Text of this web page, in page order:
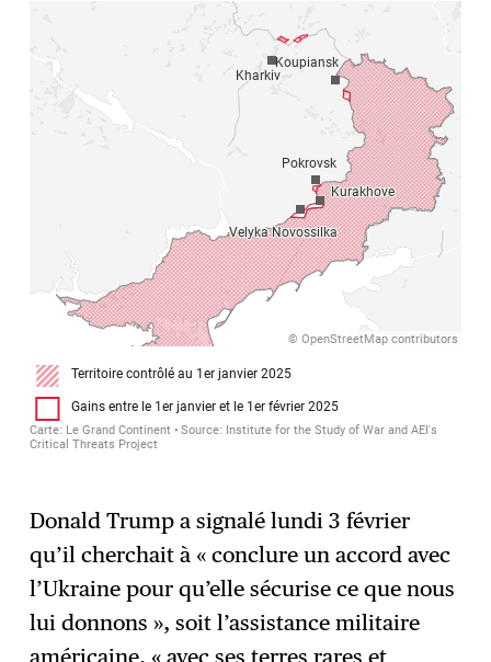
Donald Trump a signalé lundi 3 février
qu’il cherchait à « conclure un accord avec
l’Ukraine pour qu’elle sécurise ce que nous
lui donnons », soit l’assistance militaire
américaine, « avec ses terres rares et